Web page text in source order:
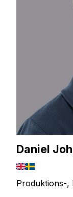
Daniel
Produktions-,